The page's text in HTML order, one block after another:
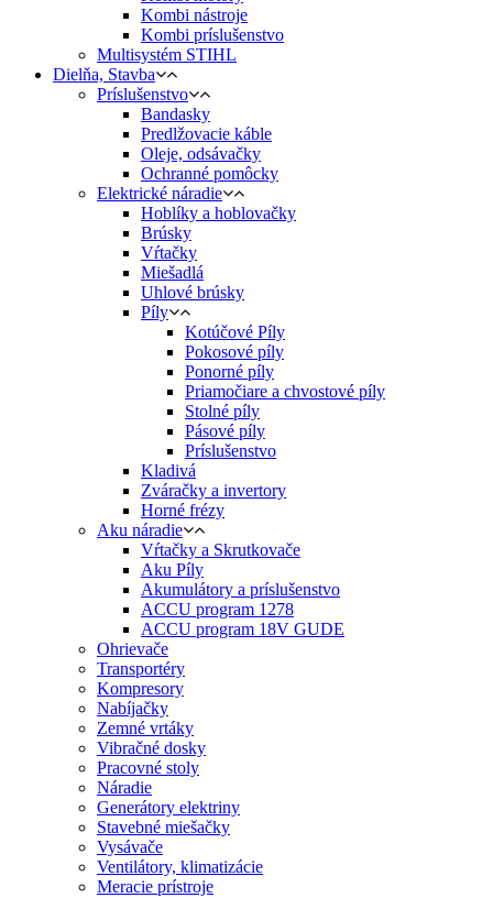
Kombi nástroje
Kombi príslušenstvo
Multisystém STIHL
Dielňa, Stavba
Príslušenstvo
Bandasky
Predlžovacie káble
Oleje, odsávačky
Ochranné pomôcky
Elektrické náradie
Hoblíky a hoblovačky
Brúsky
Vŕtačky
Miešadlá
Uhlové brúsky
Píly
Kotúčové Píly
Pokosové píly
Ponorné píly
Priamočiare a chvostové píly
Stolné píly
Pásové píly
Príslušenstvo
Kladivá
Zváračky a invertory
Horné frézy
Aku náradie
Vŕtačky a Skrutkovače
Aku Píly
Akumulátory a príslušenstvo
ACCU program 1278
ACCU program 18V GUDE
Ohrievače
Transportéry
Kompresory
Nabíjačky
Zemné vrtáky
Vibračné dosky
Pracovné stoly
Náradie
Generátory elektriny
Stavebné miešačky
Vysávače
Ventilátory, klimatizácie
Meracie prístroje